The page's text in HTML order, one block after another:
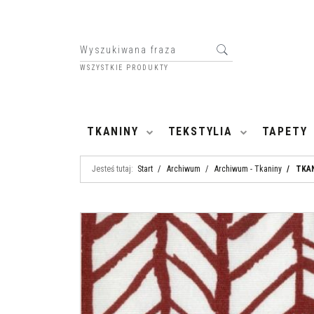
WSZYSTKIE PRODUKTY
TKANINY TEKSTYLIA TAPETY
Jesteś tutaj: Start / Archiwum / Archiwum - Tkaniny /